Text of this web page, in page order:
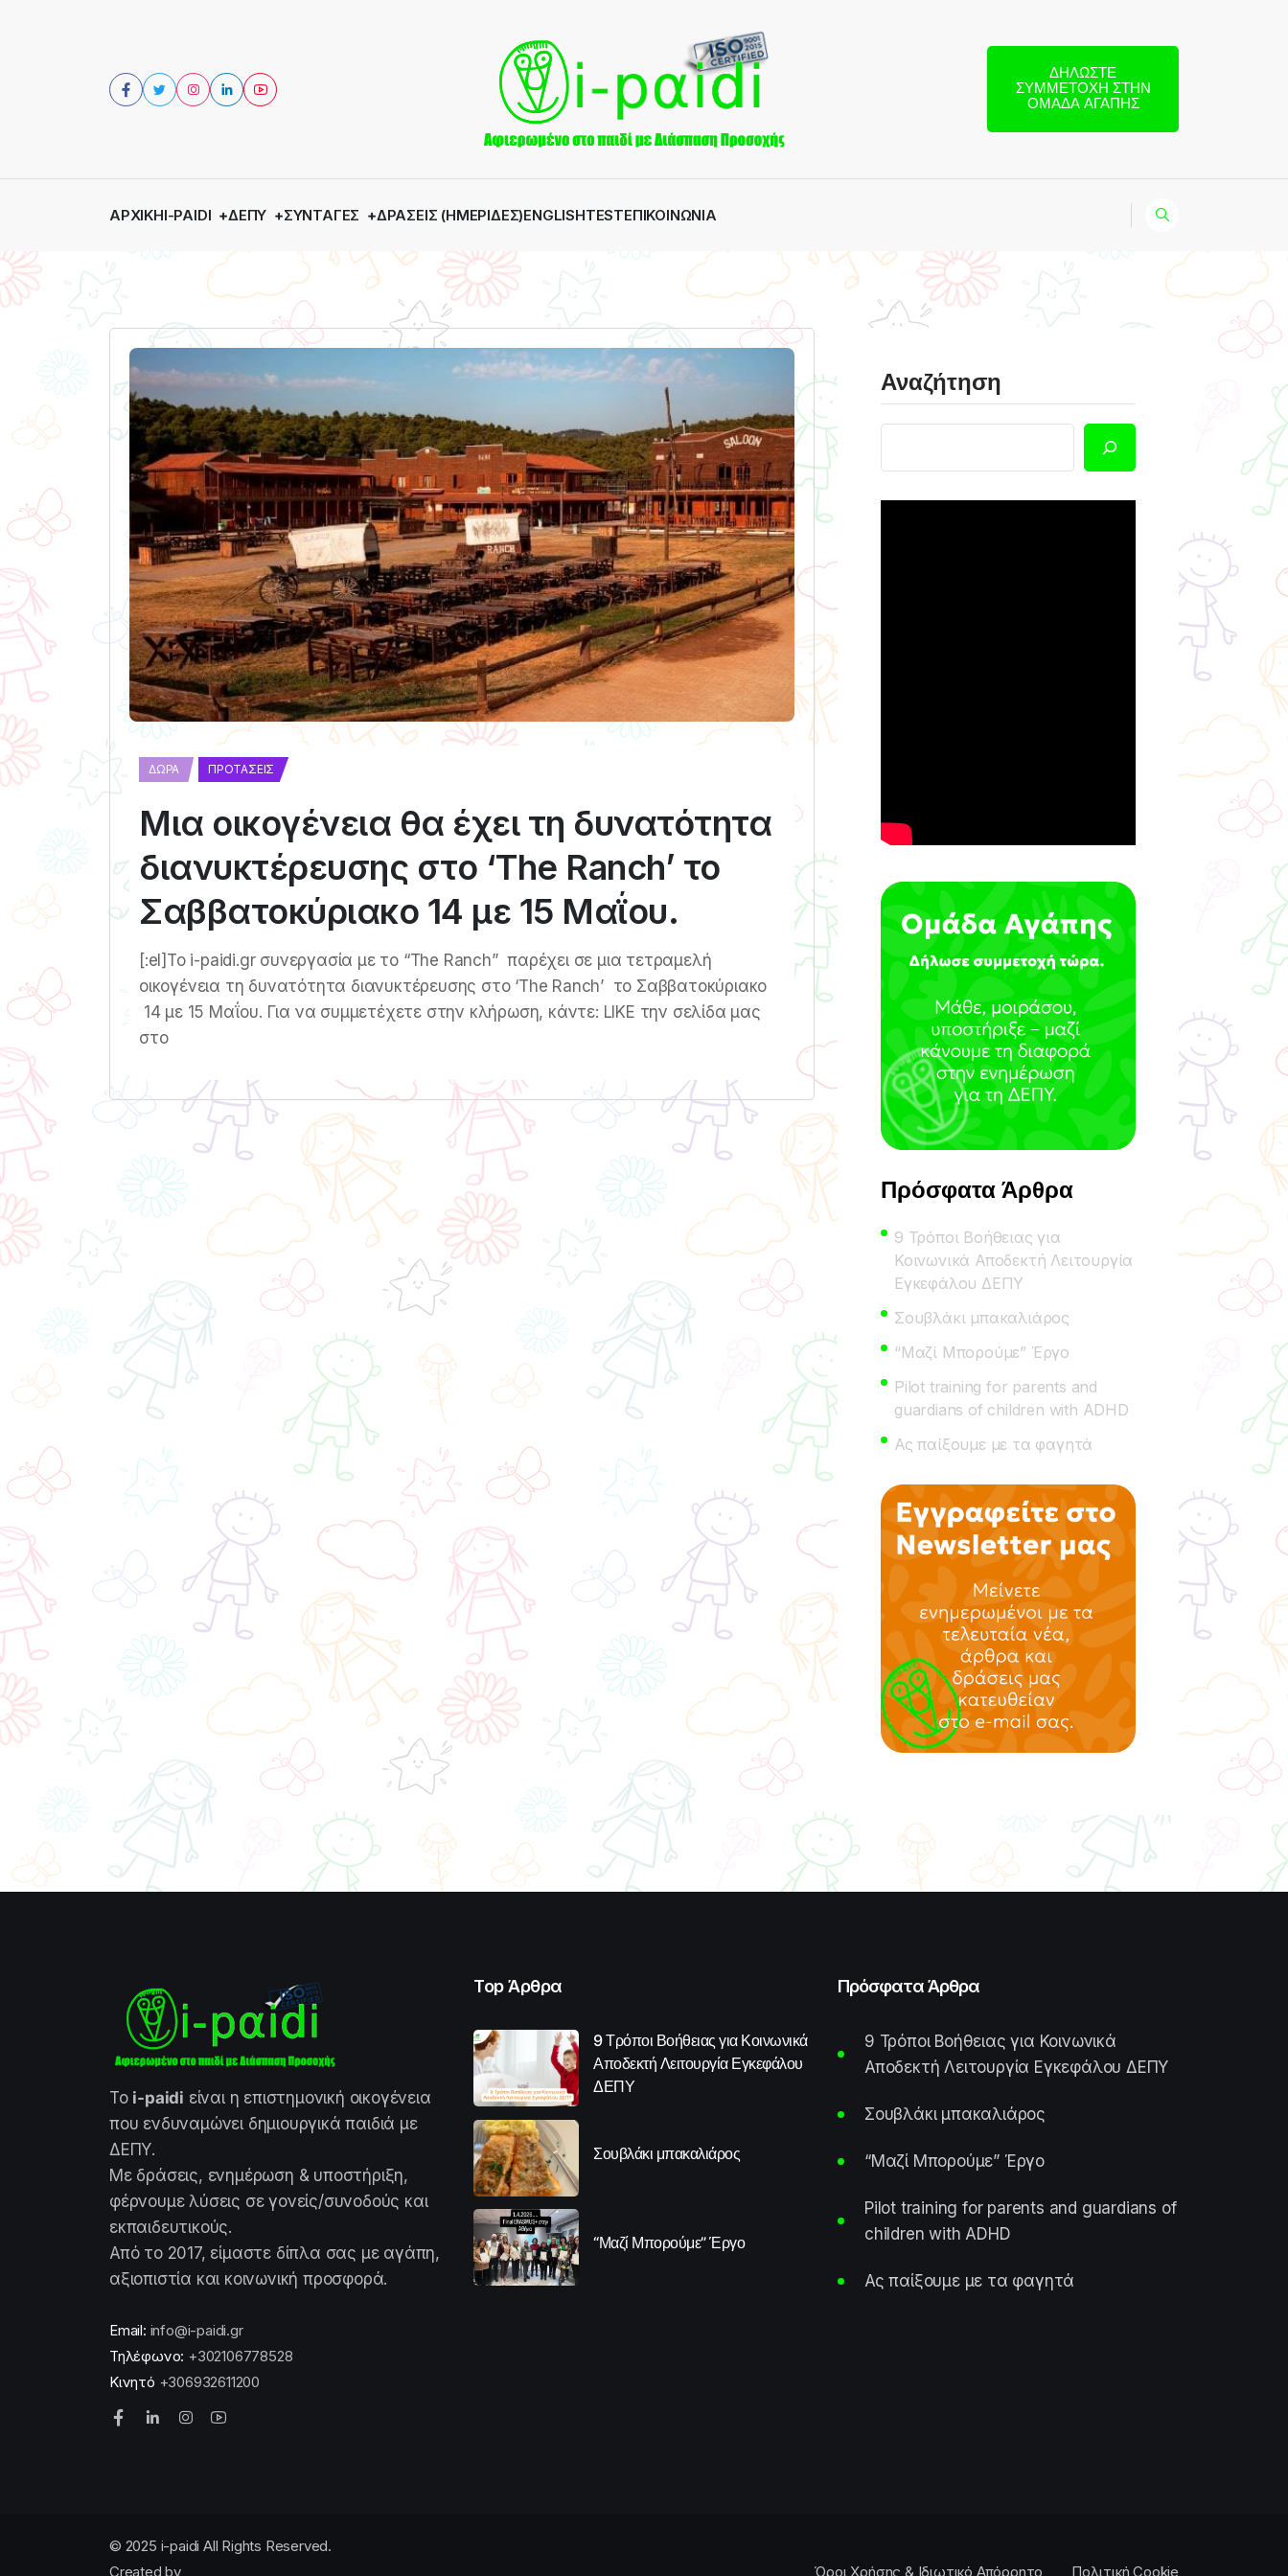
ΔΗΛΏΣΤΕ
ΣΥΜΜΕΤΟΧΉ ΣΤΗΝ
ΟΜΆΔΑ ΑΓΆΠΗΣ
ΑΡΧΙΚΉI-PAIDI ΔΕΠΥ ΣΥΝΤΑΓΈΣ ΔΡΆΣΕΙΣ (ΗΜΕΡΊΔΕΣ)ENGLISHTESTΕΠΙΚΟΙΝΩΝΊΑ
ΔΏΡΑ ΠΡΟΤΆΣΕΙΣ
Μια οικογένεια θα έχει τη δυνατότητα
διανυκτέρευσης στο ‘The Ranch’ το
Σαββατοκύριακο 14 με 15 Μαΐου.
[:el]Το i-paidi.gr συνεργασία με το “The Ranch” παρέχει σε μια τετραμελή
οικογένεια τη δυνατότητα διανυκτέρευσης στο ‘The Ranch’ το Σαββατοκύριακο
14 με 15 Μαΐου. Για να συμμετέχετε στην κλήρωση, κάντε: LIKE την σελίδα μας
στο
Αναζήτηση
Πρόσφατα Άρθρα
9 Τρόποι Βοήθειας για
Κοινωνικά Αποδεκτή Λειτουργία
Εγκεφάλου ΔΕΠΥ
Σουβλάκι μπακαλιάρος
“Μαζί Μπορούμε” Έργο
Pilot training for parents and
guardians of children with ADHD
Ας παίξουμε με τα φαγητά
Το i-paidi είναι η επιστημονική οικογένεια
που ενδυναμώνει δημιουργικά παιδιά με
ΔΕΠΥ.
Με δράσεις, ενημέρωση & υποστήριξη,
φέρνουμε λύσεις σε γονείς/συνοδούς και
εκπαιδευτικούς.
Από το 2017, είμαστε δίπλα σας με αγάπη,
αξιοπιστία και κοινωνική προσφορά.
Email: info@i-paidi.gr
Τηλέφωνο: +302106778528
Κινητό +306932611200
Top Άρθρα
9 Τρόποι Βοήθειας για Κοινωνικά
Αποδεκτή Λειτουργία Εγκεφάλου
ΔΕΠΥ
Σουβλάκι μπακαλιάρος
“Μαζί Μπορούμε” Έργο
Πρόσφατα Άρθρα
9 Τρόποι Βοήθειας για Κοινωνικά
Αποδεκτή Λειτουργία Εγκεφάλου ΔΕΠΥ
Σουβλάκι μπακαλιάρος
“Μαζί Μπορούμε” Έργο
Pilot training for parents and guardians of
children with ADHD
Ας παίξουμε με τα φαγητά
© 2025 i-paidi All Rights Reserved.
Created by
Όροι Χρήσης & Ιδιωτικό Απόρρητο Πολιτική Cookie